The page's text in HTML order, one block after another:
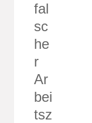
fal
sc
he
r
Ar
bei
tsz